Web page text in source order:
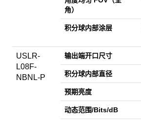
角）
积分球内部涂层
USLR-
L08F-
NBNL-P
输出端开口尺寸
积分球内部直径
预期亮度
动态范围/Bits/dB